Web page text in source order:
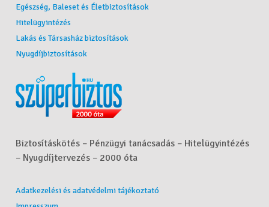
Egészség, Baleset és Életbiztosítások
Hitelügyintézés
Lakás és Társasház biztosítások
Nyugdíjbiztosítások
Biztosításkötés – Pénzügyi tanácsadás – Hitelügyintézés
– Nyugdíjtervezés – 2000 óta
Adatkezelési és adatvédelmi tájékoztató